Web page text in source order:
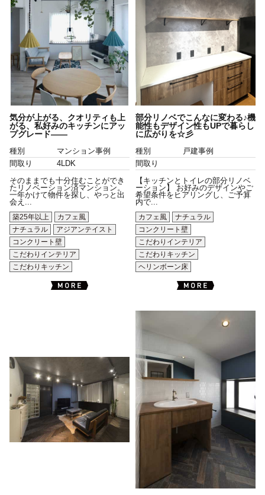
気分が上がる、クオリティも上
がる、私好みのキッチンにアッ
プグレード――
種別
マンション事例
間取り
4LDK
そのままでも十分住むことができ
たリノベーション済マンション。
一年かけて物件を探し、やっと出
会え...
築25年以上
カフェ風
ナチュラル
アジアンテイスト
コンクリート壁
こだわりインテリア
こだわりキッチン
部分リノベでこんなに変わる♪機
能性もデザイン性もUPで暮らし
に広がりを☆彡
種別
戸建事例
間取り
【キッチンとトイレの部分リノベ
ーション】 お好みのデザインやご
希望条件をヒアリングし、ご予算
内で...
カフェ風
ナチュラル
コンクリート壁
こだわりインテリア
こだわりキッチン
ヘリンボーン床